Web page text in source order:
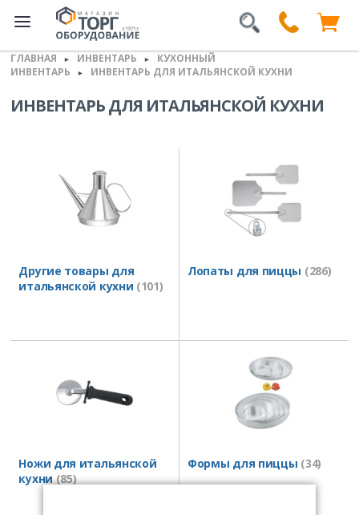
ГЛАВНАЯ ► ИНВЕНТАРЬ ►
КУХОННЫЙ
ИНВЕНТАРЬ
► ИНВЕНТАРЬ ДЛЯ ИТАЛЬЯНСКОЙ КУХНИ
ИНВЕНТАРЬ ДЛЯ ИТАЛЬЯНСКОЙ КУХНИ
Другие товары для
итальянской кухни (101)
Лопаты для пиццы (286)
Ножи для итальянской
кухни(85)
Формы для пиццы (34)